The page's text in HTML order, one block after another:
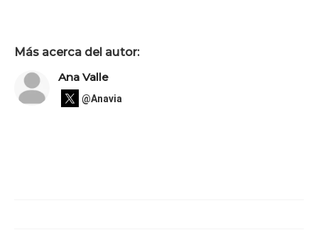
Más acerca del autor:
Ana Valle
@Anavia